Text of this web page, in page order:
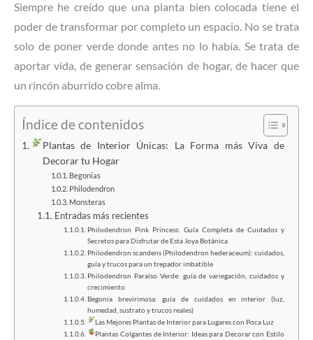
Siempre he creído que una planta bien colocada tiene el
poder de transformar por completo un espacio. No se trata
solo de poner verde donde antes no lo había. Se trata de
aportar vida, de generar sensación de hogar, de hacer que
un rincón aburrido cobre alma.
Índice de contenidos
Plantas de Interior Únicas: La Forma más Viva de
Decorar tu Hogar
Begonias
Philodendron
Monsteras
Entradas más recientes
Philodendron Pink Princess: Guía Completa de Cuidados y
Secretos para Disfrutar de Esta Joya Botánica
Philodendron scandens (Philodendron hederaceum): cuidados,
guía y trucos para un trepador imbatible
Philodendron Paraíso Verde: guía de variegación, cuidados y
crecimiento
Begonia brevirimosa: guía de cuidados en interior (luz,
humedad, sustrato y trucos reales)
Las Mejores Plantas de Interior para Lugares con Poca Luz
Plantas Colgantes de Interior: Ideas para Decorar con Estilo